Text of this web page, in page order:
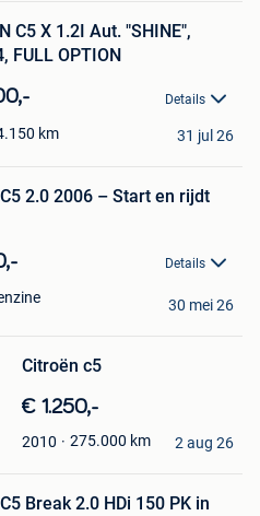
C5 X 1.2I Aut. "SHINE",
FULL OPTION
Details
km 31 jul 26
2.0 2006 – Start en rijdt
Details
30 mei 26
Citroën c5
€ 1.250,-
2010 275.000 km 2 aug 26
Break 2.0 HDi 150 PK in